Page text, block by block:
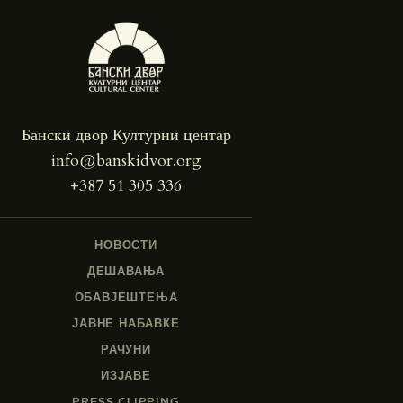
Бански двор Културни центар
info@banskidvor.org
+387 51 305 336
НОВОСТИ
ДЕШАВАЊА
ОБАВЈЕШТЕЊА
ЈАВНЕ НАБАВКЕ
РАЧУНИ
ИЗЈАВЕ